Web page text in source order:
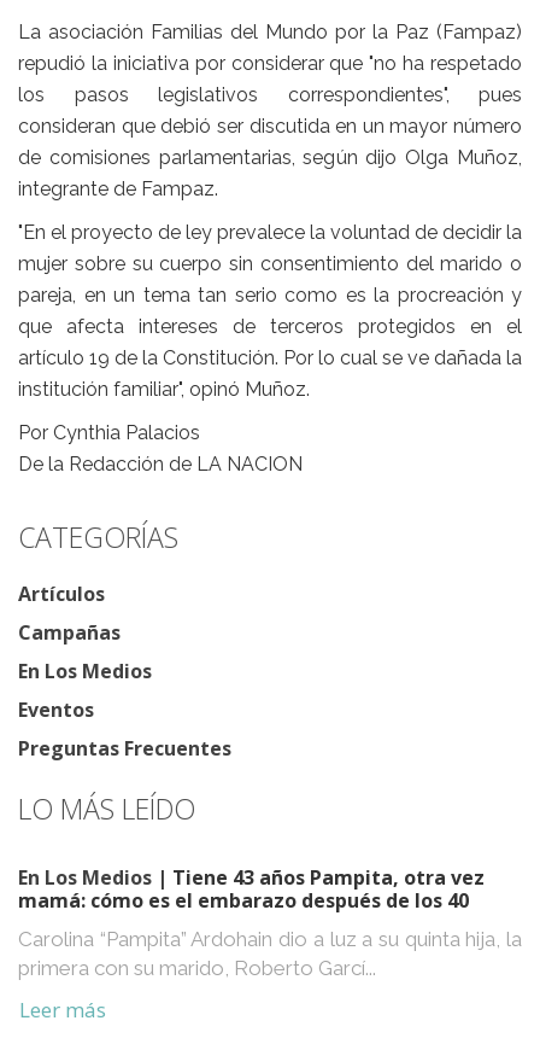
La asociación Familias del Mundo por la Paz (Fampaz)
repudió la iniciativa por considerar que "no ha respetado
los pasos legislativos correspondientes", pues
consideran que debió ser discutida en un mayor número
de comisiones parlamentarias, según dijo Olga Muñoz,
integrante de Fampaz.
"En el proyecto de ley prevalece la voluntad de decidir la
mujer sobre su cuerpo sin consentimiento del marido o
pareja, en un tema tan serio como es la procreación y
que afecta intereses de terceros protegidos en el
artículo 19 de la Constitución. Por lo cual se ve dañada la
institución familiar", opinó Muñoz.
Por Cynthia Palacios
De la Redacción de LA NACION
CATEGORÍAS
Artículos
Campañas
En Los Medios
Eventos
Preguntas Frecuentes
LO MÁS LEÍDO
En Los Medios | Tiene 43 años Pampita, otra vez
mamá: cómo es el embarazo después de los 40
Carolina “Pampita” Ardohain dio a luz a su quinta hija, la
primera con su marido, Roberto Garcí...
Leer más